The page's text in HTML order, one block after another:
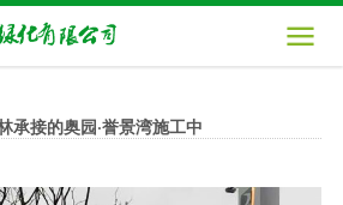

承接的奥园·誉景湾施工中